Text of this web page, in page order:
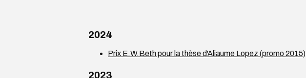
2024
Prix E.W.Beth pour la thèse d'Aliaume Lopez (promo 2015)
2023